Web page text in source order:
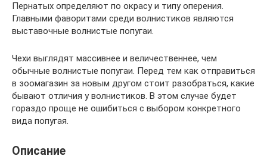
Пернатых определяют по окрасу и типу оперения.
Главными фаворитами среди волнистиков являются
выставочные волнистые попугаи.
Чехи выглядят массивнее и величественнее, чем
обычные волнистые попугаи. Перед тем как отправиться
в зоомагазин за новым другом стоит разобраться, какие
бывают отличия у волнистиков. В этом случае будет
гораздо проще не ошибиться с выбором конкретного
вида попугая.
Описание